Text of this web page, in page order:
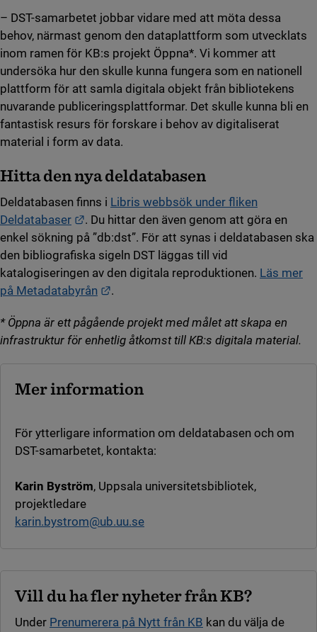
– DST-samarbetet jobbar vidare med att möta dessa
behov, närmast genom den dataplattform som utvecklats
inom ramen för KB:s projekt Öppna*. Vi kommer att
undersöka hur den skulle kunna fungera som en nationell
plattform för att samla digitala objekt från bibliotekens
nuvarande publiceringsplattformar. Det skulle kunna bli en
fantastisk resurs för forskare i behov av digitaliserat
material i form av data.
Hitta den nya deldatabasen
Deldatabasen finns i Libris webbsök under fliken
Deldatabaser
Länk till annan webbplats.
. Du hittar den även genom att göra en
enkel sökning på ”db:dst”. För att synas i deldatabasen ska
den bibliografiska sigeln DST läggas till vid
katalogiseringen av den digitala reproduktionen. Läs mer
på Metadatabyrån
Länk till annan webbplats.
.
* Öppna är ett pågående projekt med målet att skapa en
infrastruktur för enhetlig åtkomst till KB:s digitala material.
Mer information
För ytterligare information om deldatabasen och om
DST-samarbetet, kontakta:
Karin Byström, Uppsala universitetsbibliotek,
projektledare
karin.bystrom@ub.uu.se
Vill du ha fler nyheter från KB?
Under Prenumerera på Nytt från KB kan du välja de